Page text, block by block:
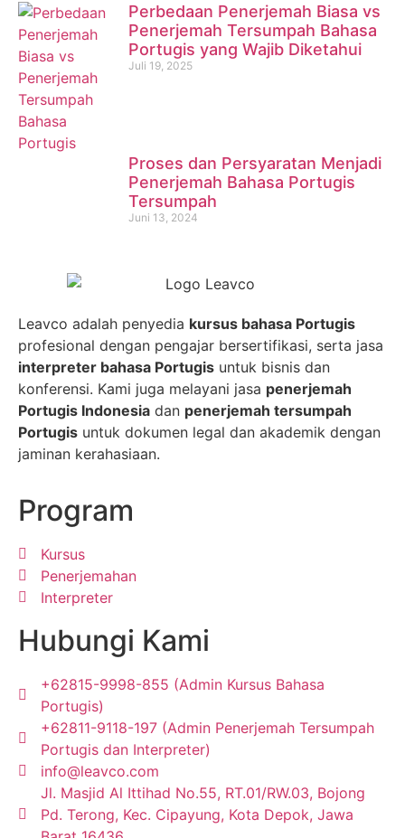
Perbedaan Penerjemah Biasa vs
Penerjemah Tersumpah Bahasa
Portugis yang Wajib Diketahui
Juli 19, 2025
Proses dan Persyaratan Menjadi
Penerjemah Bahasa Portugis
Tersumpah
Juni 13, 2024
Leavco adalah penyedia kursus bahasa Portugis
profesional dengan pengajar bersertifikasi, serta jasa
interpreter bahasa Portugis untuk bisnis dan
konferensi. Kami juga melayani jasa penerjemah
Portugis Indonesia dan penerjemah tersumpah
Portugis untuk dokumen legal dan akademik dengan
jaminan kerahasiaan.
Program
Kursus
Penerjemahan
Interpreter
Hubungi Kami
+62815-9998-855 (Admin Kursus Bahasa
Portugis)
+62811-9118-197 (Admin Penerjemah Tersumpah
Portugis dan Interpreter)
info@leavco.com
Jl. Masjid Al Ittihad No.55, RT.01/RW.03, Bojong
Pd. Terong, Kec. Cipayung, Kota Depok, Jawa